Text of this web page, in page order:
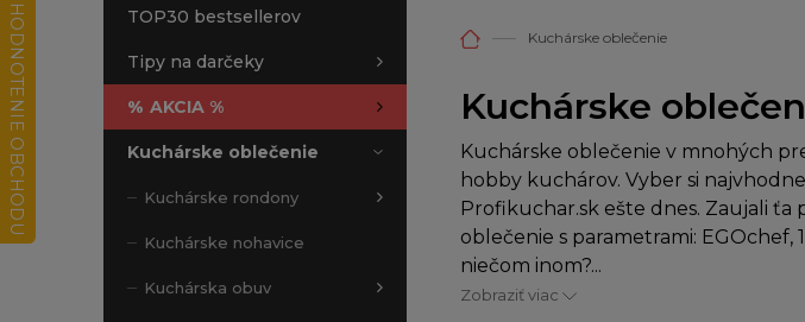
TOP30 bestsellerov
Tipy na darčeky
% AKCIA %
Kuchárske oblečenie
Kuchárske rondony
Kuchárske nohavice
Kuchárska obuv
Kuchárske oblečenie
Kuchárske
Kuchárske oblečenie v mnohých
hobby kuchárov. Vyber si
Profikuchar.sk ešte dnes. Zaujali
oblečenie s parametrami: EGOchef,
niečom inom?...
Zobraziť viac
HODNOTENIE OBCHODU